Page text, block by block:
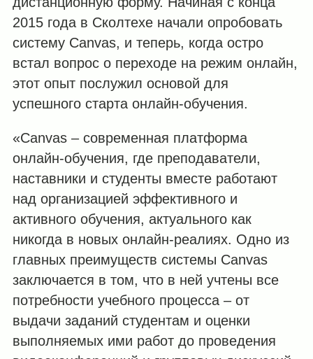
2015 года в Сколтехе начали опробовать
систему Canvas, и теперь, когда остро
встал вопрос о переходе на режим онлайн,
этот опыт послужил основой для
успешного старта онлайн-обучения.
«Canvas – современная платформа
онлайн-обучения, где преподаватели,
наставники и студенты вместе работают
над организацией эффективного и
активного обучения, актуального как
никогда в новых онлайн-реалиях. Одно из
главных преимуществ системы Canvas
заключается в том, что в ней учтены все
потребности учебного процесса – от
выдачи заданий студентам и оценки
выполняемых ими работ до проведения